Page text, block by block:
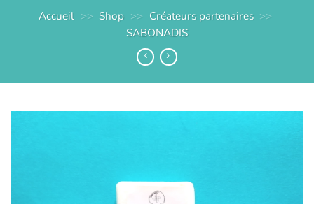
Accueil >> Shop >> Créateurs partenaires >>
SABONADIS